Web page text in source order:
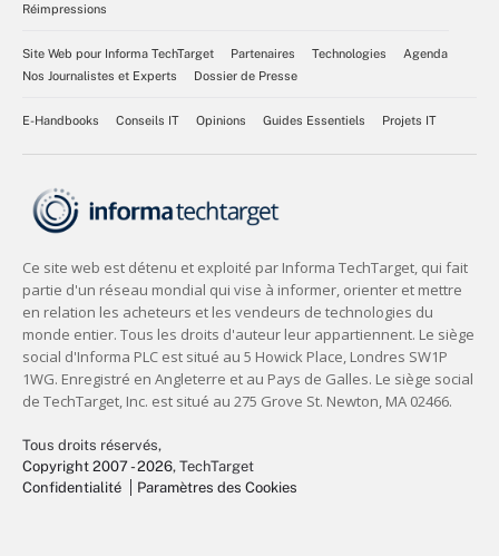
Réimpressions
Site Web pour Informa TechTarget Partenaires Technologies
Agenda
Nos Journalistes et Experts
Dossier de Presse
E-Handbooks Conseils IT Opinions Guides Essentiels Projets IT
Tous droits réservés,
Copyright 2007 - 2026, TechTarget
Confidentialité
Paramètres des Cookies